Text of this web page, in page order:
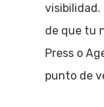
visibilidad.
de que tu
Press o
punto de